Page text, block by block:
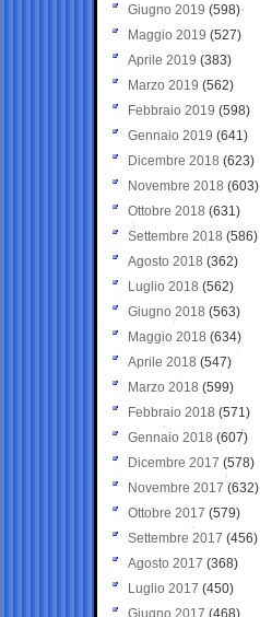
Giugno 2019 (598)
Maggio 2019 (527)
Aprile 2019 (383)
Marzo 2019 (562)
Febbraio 2019 (598)
Gennaio 2019 (641)
Dicembre 2018 (623)
Novembre 2018 (603)
Ottobre 2018 (631)
Settembre 2018 (586)
Agosto 2018 (362)
Luglio 2018 (562)
Giugno 2018 (563)
Maggio 2018 (634)
Aprile 2018 (547)
Marzo 2018 (599)
Febbraio 2018 (571)
Gennaio 2018 (607)
Dicembre 2017 (578)
Novembre 2017 (632)
Ottobre 2017 (579)
Settembre 2017 (456)
Agosto 2017 (368)
Luglio 2017 (450)
Giugno 2017 (468)